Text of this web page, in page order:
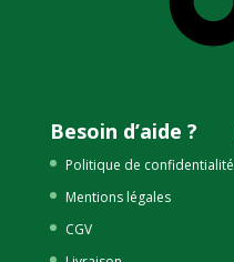
Besoin d’aide ?
Politique de confidentialité
Mentions légales
CGV